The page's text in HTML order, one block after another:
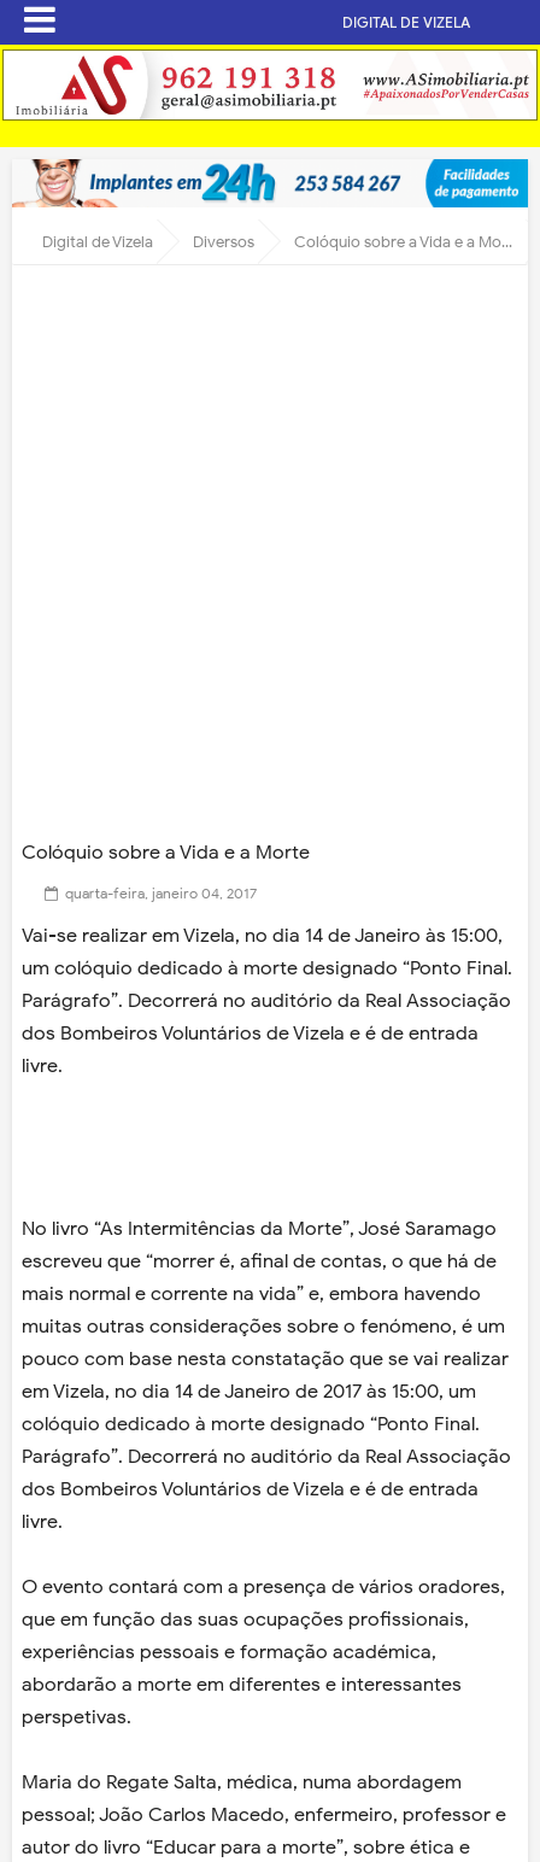
DIGITAL DE VIZELA
Digital de Vizela Diversos Colóquio sobre a Vida e a Morte
Colóquio sobre a Vida e a Morte
quarta-feira, janeiro 04, 2017
Vai-se realizar em Vizela, no dia 14 de Janeiro às 15:00,
um colóquio dedicado à morte designado “Ponto Final.
Parágrafo”. Decorrerá no auditório da Real Associação
dos Bombeiros Voluntários de Vizela e é de entrada
livre.
No livro “As Intermitências da Morte”, José Saramago
escreveu que “morrer é, afinal de contas, o que há de
mais normal e corrente na vida” e, embora havendo
muitas outras considerações sobre o fenómeno, é um
pouco com base nesta constatação que se vai realizar
em Vizela, no dia 14 de Janeiro de 2017 às 15:00, um
colóquio dedicado à morte designado “Ponto Final.
Parágrafo”. Decorrerá no auditório da Real Associação
dos Bombeiros Voluntários de Vizela e é de entrada
livre.
O evento contará com a presença de vários oradores,
que em função das suas ocupações profissionais,
experiências pessoais e formação académica,
abordarão a morte em diferentes e interessantes
perspetivas.
Maria do Regate Salta, médica, numa abordagem
pessoal; João Carlos Macedo, enfermeiro, professor e
autor do livro “Educar para a morte”, sobre ética e